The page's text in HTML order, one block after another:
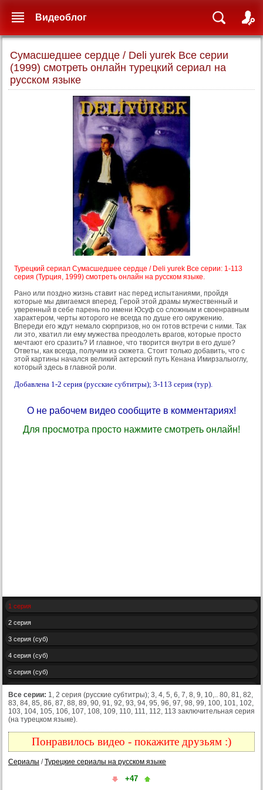
Сумасшедшее сердце / Deli yurek Все серии
(1999) смотреть онлайн турецкий сериал на
русском языке
Турецкий сериал Сумасшедшее сердце / Deli yurek Все серии: 1-113
серия (Турция, 1999) смотреть онлайн на русском языке.
Рано или поздно жизнь ставит нас перед испытаниями, пройдя
которые мы двигаемся вперед. Герой этой драмы мужественный и
уверенный в себе парень по имени Юсуф со сложным и своенравным
характером, черты которого не всегда по душе его окружению.
Впереди его ждут немало сюрпризов, но он готов встречи с ними. Так
ли это, хватил ли ему мужества преодолеть врагов, которые просто
мечтают его сразить? И главное, что творится внутри в его душе?
Ответы, как всегда, получим из сюжета. Стоит только добавить, что с
этой картины начался великий актерский путь Кенана Имирзалыоглу,
который здесь в главной роли.
Добавлена 1-2 серия (русские субтитры); 3-113 серия (тур).
О не рабочем видео сообщите в комментариях!
Для просмотра просто нажмите смотреть онлайн!
1 серия
2 серия
3 серия (суб)
4 серия (суб)
5 серия (суб)
7 серия (суб)
8 серия (суб)
9 серия (суб)
Все серии: 1, 2 серия (русские субтитры); 3, 4, 5, 6, 7, 8, 9, 10,.. 80, 81, 82,
83, 84, 85, 86, 87, 88, 89, 90, 91, 92, 93, 94, 95, 96, 97, 98, 99, 100, 101, 102,
103, 104, 105, 106, 107, 108, 109, 110, 111, 112, 113 заключительная серия
(на турецком языке).
Понравилось видео - покажите друзьям :)
Сериалы /Турецкие сериалы на русском языке
+47
Видеоблог